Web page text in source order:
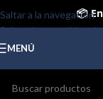
Saltar a la navegación
Saltar al contenido
📦
🤝
⭐
MENÚ